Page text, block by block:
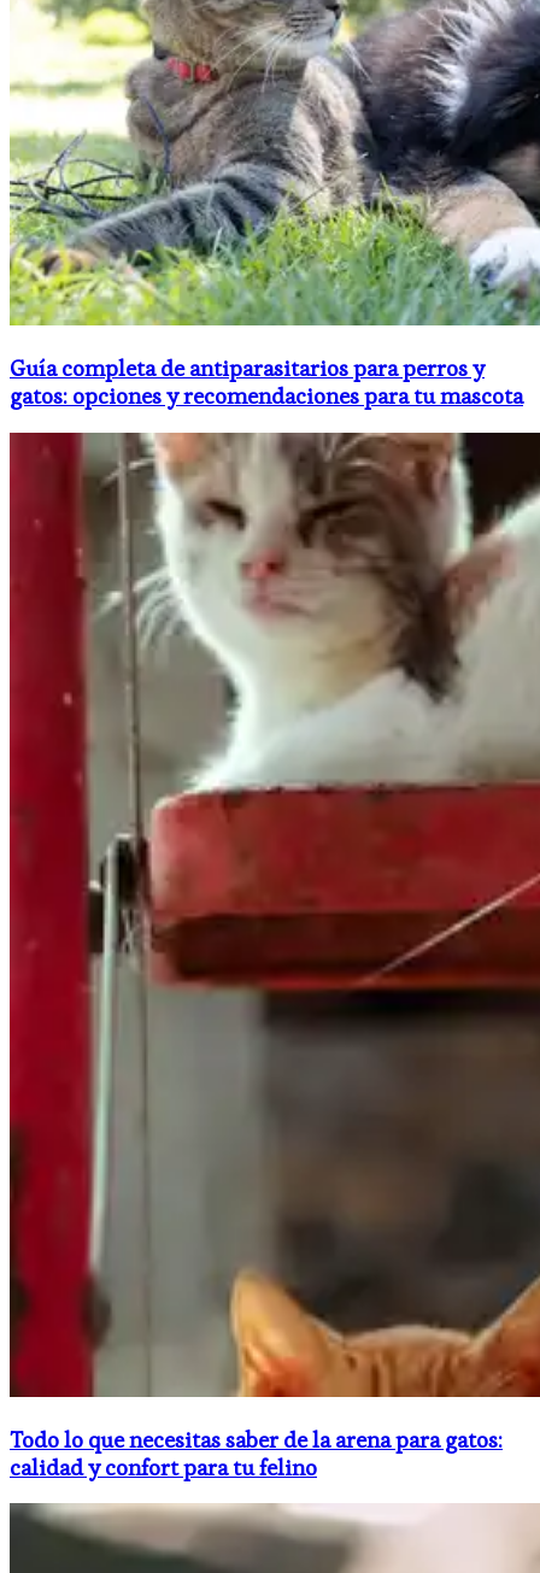
Guía completa de antiparasitarios para perros y
gatos: opciones y recomendaciones para tu mascota
Todo lo que necesitas saber de la arena para gatos:
calidad y confort para tu felino